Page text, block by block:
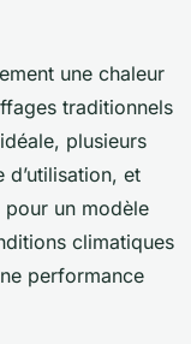
une chaleur
traditionnels
plusieurs
et
pour un modèle
climatiques
performance